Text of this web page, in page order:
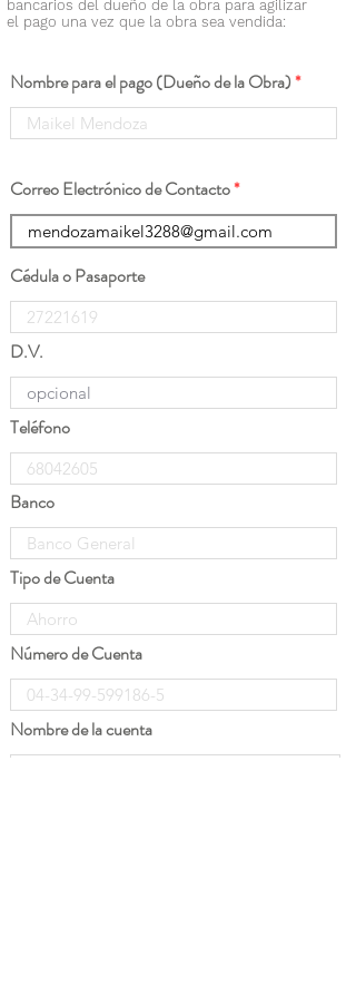
bancarios del dueño de la obra para agilizar
el pago una vez que la obra sea vendida:
Nombre para el pago (Dueño de la Obra)
Correo Electrónico de Contacto
Cédula o Pasaporte
D.V.
Teléfono
Banco
Tipo de Cuenta
Número de Cuenta
Nombre de la cuenta